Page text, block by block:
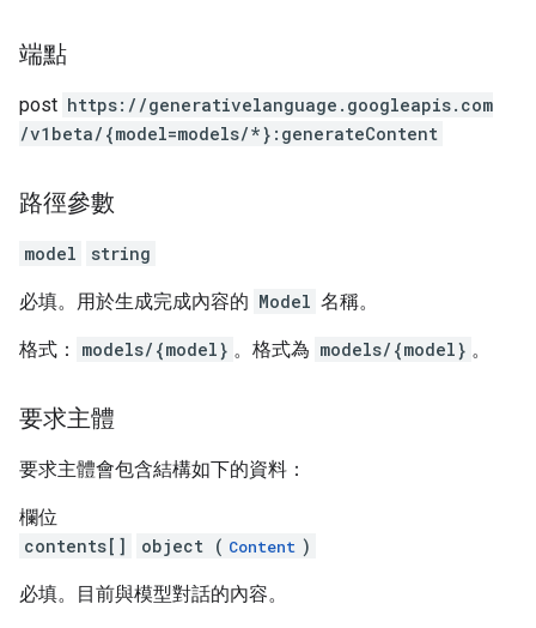
端點
post https: / /generativelanguage.googleapis.com
/v1beta/{model=models/*}:generateContent
路徑參數
model string
必填。用於生成完成內容的 Model 名稱。
格式： models/{model} 。格式為 models/{model} 。
要求主體
要求主體會包含結構如下的資料：
欄位
contents[]
object ( Content )
必填。目前與模型對話的內容。